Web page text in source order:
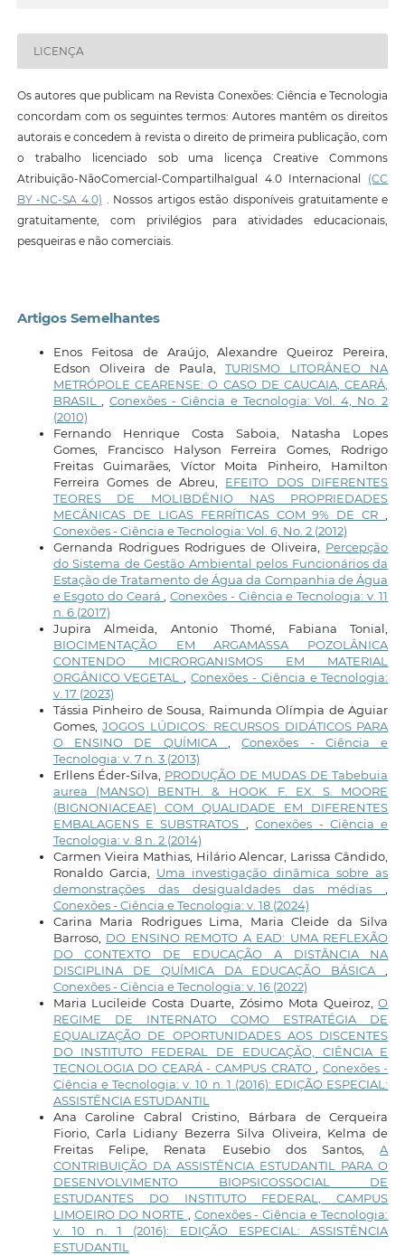
LICENÇA
Os autores que publicam na Revista Conexões: Ciência e Tecnologia
concordam com os seguintes termos: Autores mantêm os direitos
autorais e concedem à revista o direito de primeira publicação, com
o trabalho licenciado sob uma licença Creative Commons
Atribuição-NãoComercial-CompartilhaIgual 4.0 Internacional (CC
BY -NC-SA 4.0) . Nossos artigos estão disponíveis gratuitamente e
gratuitamente, com privilégios para atividades educacionais,
pesqueiras e não comerciais.
Artigos Semelhantes
Enos Feitosa de Araújo, Alexandre Queiroz Pereira,
Edson Oliveira de Paula,TURISMO LITORÂNEO NA
METRÓPOLE CEARENSE: O CASO DE CAUCAIA, CEARÁ,
BRASIL
Conexões - Ciência e Tecnologia: Vol. 4, No. 2
(2010)
Fernando Henrique Costa Saboia, Natasha Lopes
Gomes, Francisco Halyson Ferreira Gomes, Rodrigo
Freitas Guimarães, Víctor Moita Pinheiro, Hamilton
Ferreira Gomes de Abreu, EFEITO DOS DIFERENTES
TEORES DE MOLIBDÊNIO NAS PROPRIEDADES
MECÂNICAS DE LIGAS FERRÍTICAS COM 9% DE CR
Conexões - Ciência e Tecnologia: Vol. 6, No. 2 (2012)
Gernanda Rodrigues Rodrigues de Oliveira, Percepção
do Sistema de Gestão Ambiental pelos Funcionários da
Estação de Tratamento de Água da Companhia de Água
e Esgoto do Ceará
,Conexões - Ciência e Tecnologia: v. 11
n. 6 (2017)
Jupira Almeida, Antonio Thomé, Fabiana Tonial,
BIOCIMENTAÇÃO EM ARGAMASSA POZOLÂNICA
CONTENDO MICRORGANISMOS EM MATERIAL
ORGÂNICO VEGETAL
,Conexões - Ciência e Tecnologia:
v. 17 (2023)
Tássia Pinheiro de Sousa, Raimunda Olímpia de Aguiar
Gomes,JOGOS LÚDICOS: RECURSOS DIDÁTICOS PARA
O ENSINO DE QUÍMICA
,Conexões - Ciência e
Tecnologia: v. 7 n. 3 (2013)
Erllens Éder-Silva, PRODUÇÃO DE MUDAS DE Tabebuia
aurea (MANSO) BENTH. & HOOK. F. EX. S. MOORE
(BIGNONIACEAE) COM QUALIDADE EM DIFERENTES
EMBALAGENS E SUBSTRATOS
,Conexões - Ciência e
Tecnologia: v. 8 n. 2 (2014)
Carmen Vieira Mathias, Hilário Alencar, Larissa Cândido,
Ronaldo Garcia, Uma investigação dinâmica sobre as
demonstrações das desigualdades das médias
Conexões - Ciência e Tecnologia: v. 18 (2024)
Carina Maria Rodrigues Lima, Maria Cleide da Silva
Barroso, DO ENSINO REMOTO A EAD: UMA REFLEXÃO
DO CONTEXTO DE EDUCAÇÃO A DISTÂNCIA NA
DISCIPLINA DE QUÍMICA DA EDUCAÇÃO BÁSICA
Conexões - Ciência e Tecnologia: v. 16 (2022)
Maria Lucileide Costa Duarte, Zósimo Mota Queiroz,O
REGIME DE INTERNATO COMO ESTRATÉGIA DE
EQUALIZAÇÃO DE OPORTUNIDADES AOS DISCENTES
DO INSTITUTO FEDERAL DE EDUCAÇÃO, CIÊNCIA E
TECNOLOGIA DO CEARÁ - CAMPUS CRATO
Conexões -
Ciência e Tecnologia: v. 10 n. 1 (2016): EDIÇÃO ESPECIAL:
ASSISTÊNCIA ESTUDANTIL
Ana Caroline Cabral Cristino, Bárbara de Cerqueira
Fiorio, Carla Lidiany Bezerra Silva Oliveira, Kelma de
Freitas Felipe, Renata Eusebio dos Santos,A
CONTRIBUIÇÃO DA ASSISTÊNCIA ESTUDANTIL PARA O
DESENVOLVIMENTO BIOPSICOSSOCIAL DE
ESTUDANTES DO INSTITUTO FEDERAL, CAMPUS
LIMOEIRO DO NORTE
Conexões - Ciência e Tecnologia:
v. 10 n. 1 (2016): EDIÇÃO ESPECIAL: ASSISTÊNCIA
ESTUDANTIL